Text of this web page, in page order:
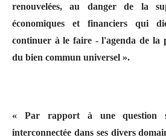
renouvelées, au danger de la
économiques et financiers qui
continuer à le faire - l'agenda de la
du bien commun universel ».
« Par rapport à une question
interconnectée dans ses divers